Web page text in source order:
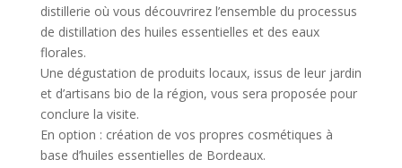
distillerie où vous découvrirez l’ensemble du processus
de distillation des huiles essentielles et des eaux
florales.
Une dégustation de produits locaux, issus de leur jardin
et d’artisans bio de la région, vous sera proposée pour
conclure la visite.
En option : création de vos propres cosmétiques à
base d’huiles essentielles de Bordeaux.